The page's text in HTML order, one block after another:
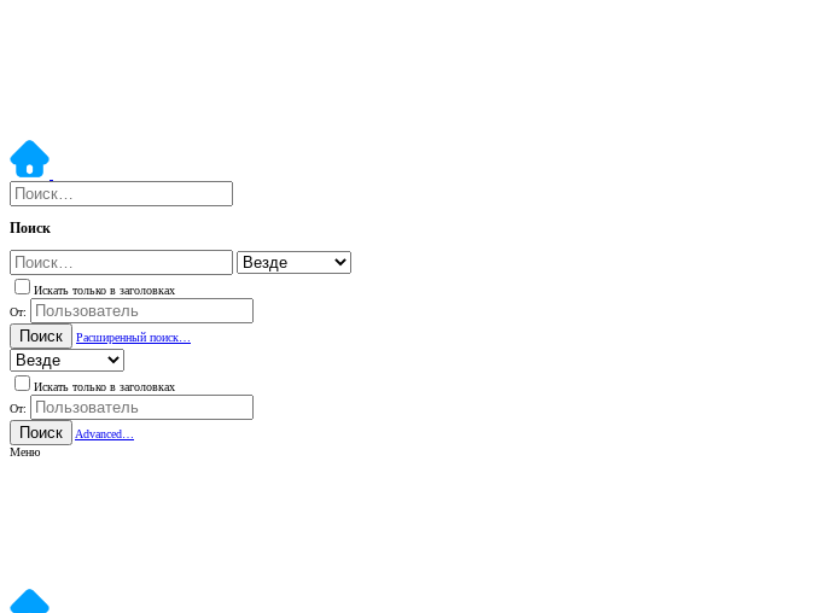
Поиск
Искать только в заголовках
От:
Поиск Расширенный поиск…
Искать только в заголовках
От:
Поиск
Advanced…
Меню